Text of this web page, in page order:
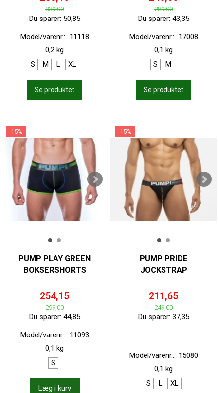
339,00
Du sparer: 50,85
Model/varenr.:
11118
0,2 kg
S
M L XL
Se produktet
289,00
Du sparer: 43,35
Model/varenr.:
17008
0,1 kg
S
M
Se produktet
-15%
PUMP PLAY GREEN
BOKSERSHORTS
254,15
299,00
Du sparer: 44,85
Model/varenr.:
11093
0,1 kg
S
Læg i kurv
-15%
PUMP PRIDE
JOCKSTRAP
211,65
249,00
Du sparer: 37,35
Model/varenr.:
15080
0,1 kg
S
L XL